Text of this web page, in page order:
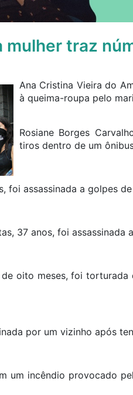
mulher traz
Ana Cristina Vieira do
à queima-roupa pelo
Rosiane Borges
tiros dentro de um
foi assassinada a golpes
37 anos, foi
oito meses, foi
por um vizinho após
um incêndio provocado